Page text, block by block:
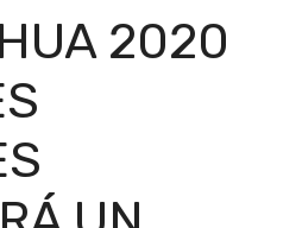
2020